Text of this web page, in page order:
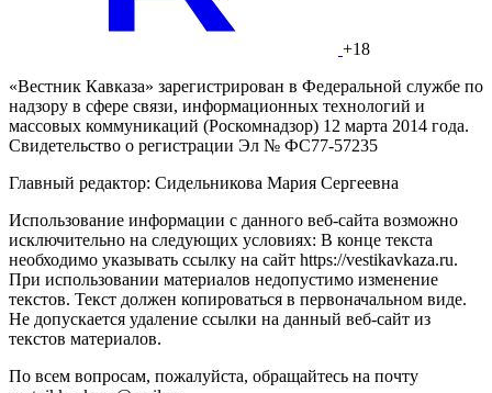
+18
«Вестник Кавказа» зарегистрирован в Федеральной службе по
надзору в сфере связи, информационных технологий и
массовых коммуникаций (Роскомнадзор) 12 марта 2014 года.
Свидетельство о регистрации Эл № ФС77-57235
Главный редактор: Сидельникова Мария Сергеевна
Использование информации с данного веб-сайта возможно
исключительно на следующих условиях: В конце текста
необходимо указывать ссылку на сайт https://vestikavkaza.ru.
При использовании материалов недопустимо изменение
текстов. Текст должен копироваться в первоначальном виде.
Не допускается удаление ссылки на данный веб-сайт из
текстов материалов.
По всем вопросам, пожалуйста, обращайтесь на почту